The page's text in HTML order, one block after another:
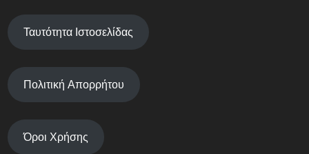
Ταυτότητα Ιστοσελίδας
Πολιτική Απορρήτου
Όροι Χρήσης